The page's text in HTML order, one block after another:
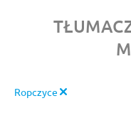
Ropczyce